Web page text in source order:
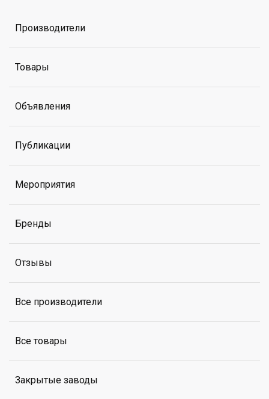
Производители
Товары
Объявления
Публикации
Мероприятия
Бренды
Отзывы
Все производители
Все товары
Закрытые заводы